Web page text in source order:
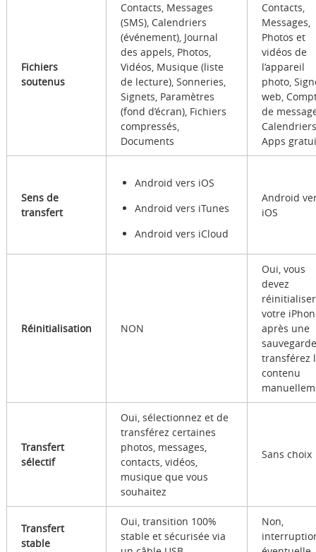
Fichiers
soutenus
Contacts, Messages
(SMS), Calendriers
(événement), Journal
des appels, Photos,
Vidéos, Musique (liste
de lecture), Sonneries,
Signets, Paramètres
(fond d’écran), Fichiers
compressés,
Documents
Contacts,
Messages,
Photos et
vidéos de
l’appareil
photo,
web,
de
Apps
Sens de
transfert
Android vers iOS
Android vers iTunes
Android vers iCloud
Android
iOS
Réinitialisation NON
Oui, vous
devez
réinitialiser
votre
après une
transférez
contenu
Transfert
sélectif
Oui, sélectionnez et de
transférez certaines
photos, messages,
contacts, vidéos,
musique que vous
souhaitez
Sans choix
Transfert
stable
Oui, transition 100%
stable et sécurisée via
Non,